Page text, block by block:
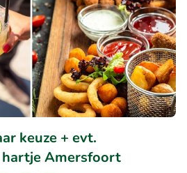
keuze + evt.
Amersfoort